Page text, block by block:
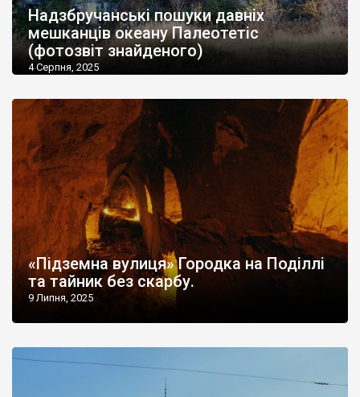
Надзбручанські пошуки давніх
мешканців океану Палеотетіс
(фотозвіт знайденого)
4 Серпня, 2025
«Підземна вулиця» Городка на Поділлі
та тайник без скарбу.
9 Липня, 2025